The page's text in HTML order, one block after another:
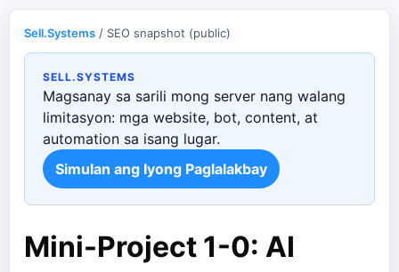
Sell.Systems / SEO snapshot (public)
SELL.SYSTEMS
Magsanay sa sarili mong server nang walang
limitasyon: mga website, bot, content, at
automation sa isang lugar.
Simulan ang Iyong Paglalakbay
Mini-Project 1-0: AI